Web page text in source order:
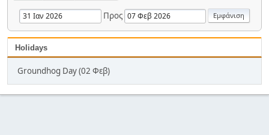
Προς
Holidays
Groundhog Day (02 Φεβ)